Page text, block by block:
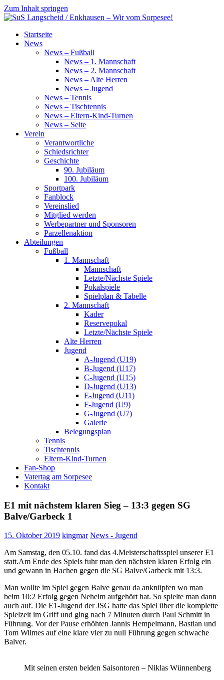
Zum Inhalt springen
SuS
Langscheid
Startseite
News
News – Fußball
News – 1. Mannschaft
News – 2. Mannschaft
News – Alte Herren
News – Jugend
News – Tennis
News – Tischtennis
News – Eltern-Kind-Turnen
News – Seite
Verein
Verantwortliche
Schiedsrichter
Geschichte
90. Jubiläum
100. Jubiläum
Sportpark
Fanblock
Vereinslied
Mitglied werden
Werbepartner und Sponsoren
Parzellenaktion
Abteilungen
Fußball
1. Mannschaft
Mannschaft
Letzte/Nächste Spiele
Pokalspiele
Spielplan & Tabelle
2. Mannschaft
Kader
Reservepokal
Letzte/Nächste Spiele
Alte Herren
Jugend
A-Jugend (U19)
B-Jugend (U17)
C-Jugend (U15)
D-Jugend (U13)
E-Jugend (U11)
F-Jugend (U9)
G-Jugend (U7)
Galerie
Belegungsplan
Tennis
Tischtennis
Eltern-Kind-Turnen
Fan-Shop
Vatertag am Sorpesee
Kontakt
E1 mit nächstem klaren Sieg – 13:3 gegen SG
Balve/Garbeck 1
15. Oktober 2019 kingmar News - Jugend
Am Samstag, den 05.10. fand das 4.Meisterschaftsspiel unserer E1
statt.Am Ende des Spiels fuhr man den nächsten klaren Erfolg ein
und gewann in Hachen gegen die SG Balve/Garbeck mit 13:3.
Man wollte im Spiel gegen Balve genau da anknüpfen wo man
beim 10:2 Erfolg gegen Neheim aufgehört hat. So spielte man dann
auch auf. Die E1-Jugend der JSG hatte das Spiel über die komplette
Spielzeit im Griff und ging nach 7 Minuten durch Paul Schmitt in
Führung. Vor der Pause erhöhten Jannis Hempelmann, Bastian und
Tom Wilmes auf eine klare vier zu null Führung gegen schwache
Balver.
Mit seinen ersten beiden Saisontoren – Niklas Wünnenberg